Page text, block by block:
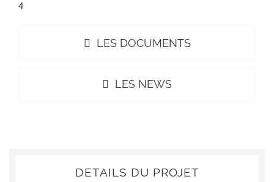
4
LES DOCUMENTS
LES NEWS
DETAILS DU PROJET